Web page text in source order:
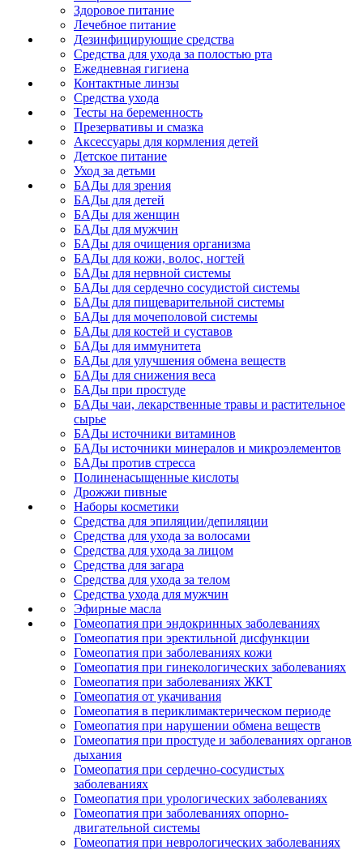
Здоровое питание
Лечебное питание
Дезинфицирующие средства
Средства для ухода за полостью рта
Ежедневная гигиена
Контактные линзы
Средства ухода
Тесты на беременность
Презервативы и смазка
Аксессуары для кормления детей
Детское питание
Уход за детьми
БАДы для зрения
БАДы для детей
БАДы для женщин
БАДы для мужчин
БАДы для очищения организма
БАДы для кожи, волос, ногтей
БАДы для нервной системы
БАДы для сердечно сосудистой системы
БАДы для пищеварительной системы
БАДы для мочеполовой системы
БАДы для костей и суставов
БАДы для иммунитета
БАДы для улучшения обмена веществ
БАДы для снижения веса
БАДы при простуде
БАДы чаи, лекарственные травы и растительное
сырье
БАДы источники витаминов
БАДы источники минералов и микроэлементов
БАДы против стресса
Полиненасыщенные кислоты
Дрожжи пивные
Наборы косметики
Средства для эпиляции/депиляции
Средства для ухода за волосами
Средства для ухода за лицом
Средства для загара
Средства для ухода за телом
Средства ухода для мужчин
Эфирные масла
Гомеопатия при эндокринных заболеваниях
Гомеопатия при эректильной дисфункции
Гомеопатия при заболеваниях кожи
Гомеопатия при гинекологических заболеваниях
Гомеопатия при заболеваниях ЖКТ
Гомеопатия от укачивания
Гомеопатия в периклимактерическом периоде
Гомеопатия при нарушении обмена веществ
Гомеопатия при простуде и заболеваниях органов
дыхания
Гомеопатия при сердечно-сосудистых
заболеваниях
Гомеопатия при урологических заболеваниях
Гомеопатия при заболеваниях опорно-
двигательной системы
Гомеопатия при неврологических заболеваниях